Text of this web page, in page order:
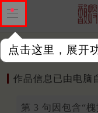
点击这里，展开
作品 标注四声 出
作品信息已由电脑
第 3 句因包含“